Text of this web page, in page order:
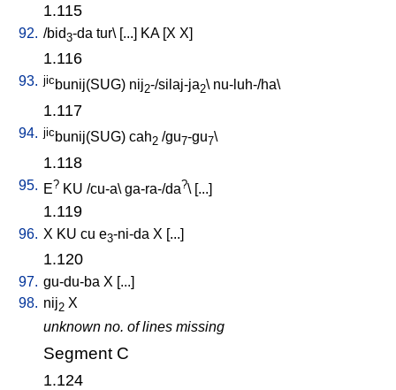
1.115
92. /bid3-da tur\ [...] KA[X X]
1.116
93. jic bunij(SUG) nij2-/silaj-ja2\ nu-luh-/ha\
1.117
94. jic bunij(SUG) cah2 /gu7-gu7\
1.118
95. E? KU /cu-a\ ga-ra-/da?\ [...]
1.119
96. X KU cu e3-ni-da X [...]
1.120
97. gu-du-ba X [...]
98. nij2 X
unknown no. of lines missing
Segment C
1.124